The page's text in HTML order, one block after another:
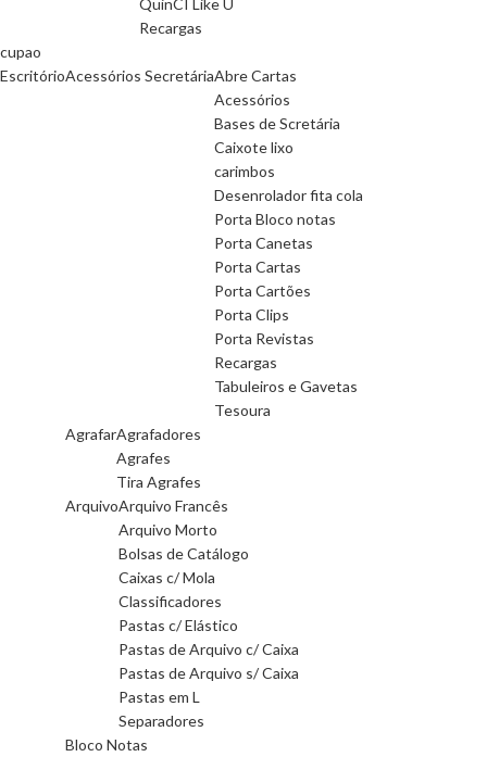
QuinCI Like U
Recargas
cupao
EscritórioAcessórios SecretáriaAbre Cartas
Acessórios
Bases de Scretária
Caixote lixo
carimbos
Desenrolador fita cola
Porta Bloco notas
Porta Canetas
Porta Cartas
Porta Cartões
Porta Clips
Porta Revistas
Recargas
Tabuleiros e Gavetas
Tesoura
AgrafarAgrafadores
Agrafes
Tira Agrafes
ArquivoArquivo Francês
Arquivo Morto
Bolsas de Catálogo
Caixas c/ Mola
Classificadores
Pastas c/ Elástico
Pastas de Arquivo c/ Caixa
Pastas de Arquivo s/ Caixa
Pastas em L
Separadores
Bloco Notas